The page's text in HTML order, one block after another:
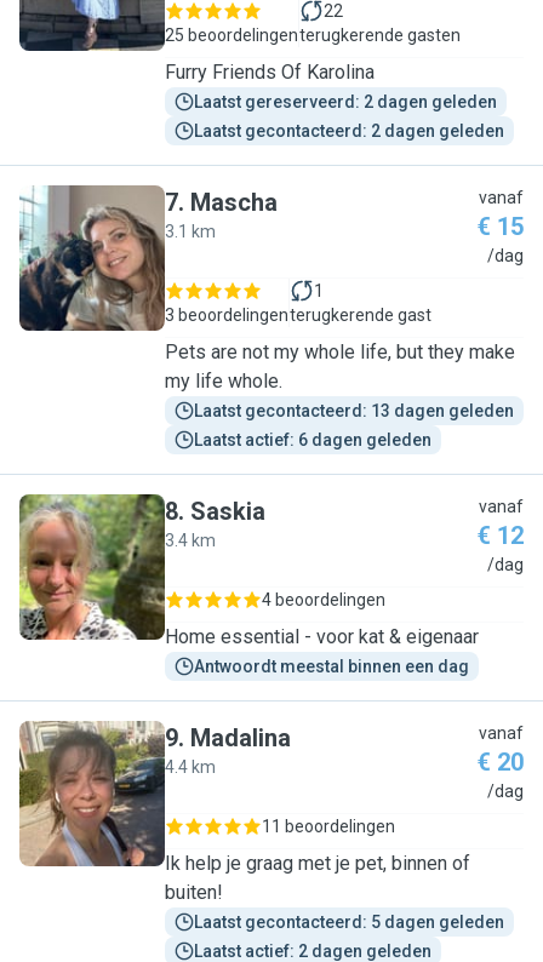
25 beoordelingen
22
terugkerende gasten
Furry Friends Of Karolina
Laatst gereserveerd: 2 dagen geleden
Laatst gecontacteerd: 2 dagen geleden
M
7. Mascha
3.1 km
vanaf
€ 15
/dag
3 beoordelingen
1
terugkerende gast
Pets are not my whole life, but they make
my life whole.
Laatst gecontacteerd: 13 dagen geleden
Laatst actief: 6 dagen geleden
S
8. Saskia
3.4 km
vanaf
€ 12
/dag
4 beoordelingen
Home essential - voor kat & eigenaar
Antwoordt meestal binnen een dag
M
9. Madalina
4.4 km
vanaf
€ 20
/dag
11 beoordelingen
Ik help je graag met je pet, binnen of
buiten!
Laatst gecontacteerd: 5 dagen geleden
Laatst actief: 2 dagen geleden